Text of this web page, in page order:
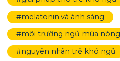
#melatonin và ánh sáng
#môi trường ngủ mùa nóng
#nguyên nhân trẻ khó ngủ